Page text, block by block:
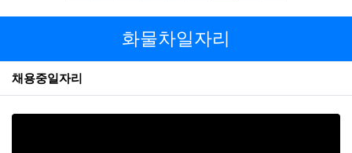
것으로 인정되는 날로부터 5영업일 이내에 그 개인정보를
파기합니다. 만14세 미만 아동에 대한 법정대리인의 거부가
있거나 동의 의사가 확인되지 않는 경우 수집일로부터 5영
업일 이내에 해당 개인정보를 파기합니다.
파기방법
화물차일자리
채용중일자리